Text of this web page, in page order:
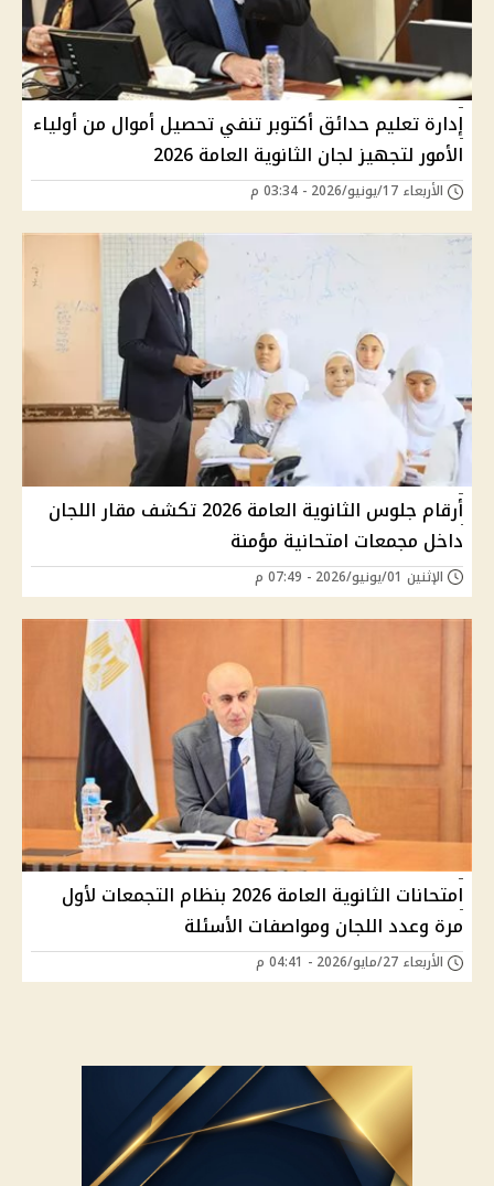
إدارة تعليم حدائق أكتوبر تنفي تحصيل أموال من أولياء
الأمور لتجهيز لجان الثانوية العامة 2026
الأربعاء 17/يونيو/2026 - 03:34 م
أرقام جلوس الثانوية العامة 2026 تكشف مقار اللجان
داخل مجمعات امتحانية مؤمنة
الإثنين 01/يونيو/2026 - 07:49 م
امتحانات الثانوية العامة 2026 بنظام التجمعات لأول
مرة وعدد اللجان ومواصفات الأسئلة
الأربعاء 27/مايو/2026 - 04:41 م